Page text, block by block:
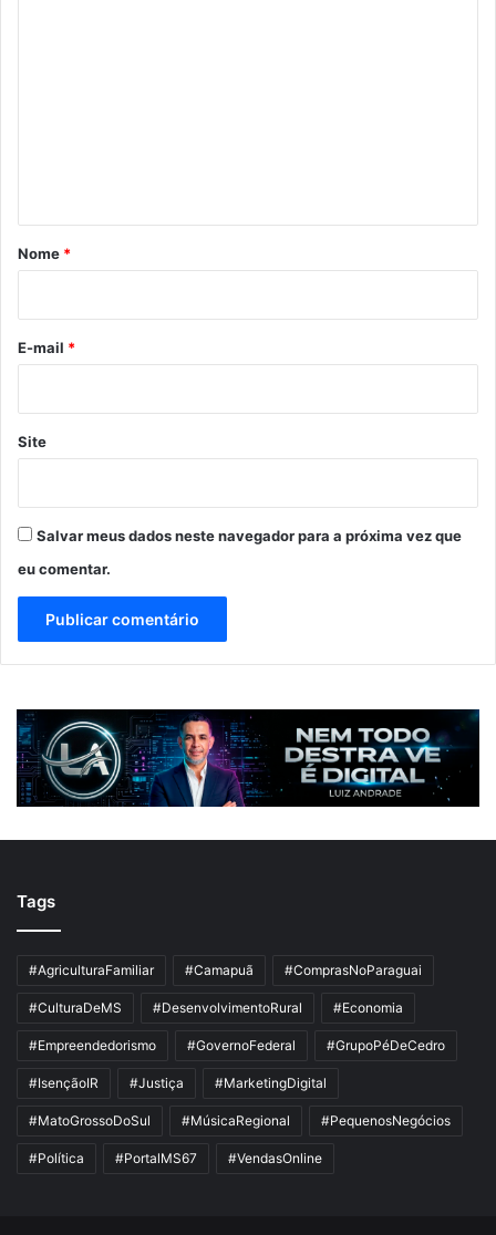
r
*
Nome *
E-mail *
Site
Salvar meus dados neste navegador para a próxima vez que
eu comentar.
Tags
#AgriculturaFamiliar #Camapuã #ComprasNoParaguai
#CulturaDeMS #DesenvolvimentoRural #Economia
#Empreendedorismo #GovernoFederal #GrupoPéDeCedro
#IsençãoIR #Justiça #MarketingDigital
#MatoGrossoDoSul #MúsicaRegional #PequenosNegócios
#Política #PortalMS67 #VendasOnline